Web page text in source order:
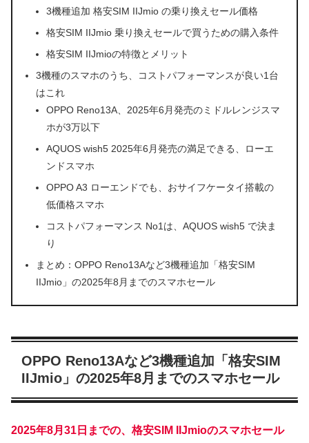
3機種追加 格安SIM IIJmio の乗り換えセール価格
格安SIM IIJmio 乗り換えセールで買うための購入条件
格安SIM IIJmioの特徴とメリット
3機種のスマホのうち、コストパフォーマンスが良い1台
はこれ
OPPO Reno13A、2025年6月発売のミドルレンジスマ
ホが3万以下
AQUOS wish5 2025年6月発売の満足できる、ローエ
ンドスマホ
OPPO A3 ローエンドでも、おサイフケータイ搭載の
低価格スマホ
コストパフォーマンス No1は、AQUOS wish5 で決ま
り
まとめ：OPPO Reno13Aなど3機種追加「格安SIM
IIJmio」の2025年8月までのスマホセール
OPPO Reno13Aなど3機種追加「格安SIM
IIJmio」の2025年8月までのスマホセール
2025年8月31日までの、格安SIM IIJmioのスマホセール